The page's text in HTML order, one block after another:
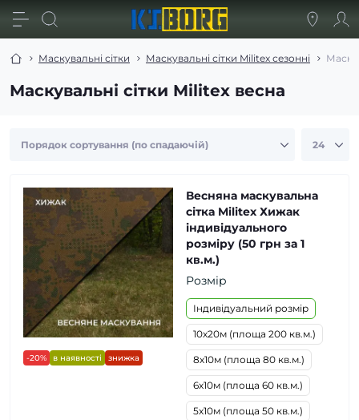
Маскувальні сітки Маскувальні сітки Militex сезонні
Маскувальні сітки Militex весна
-20% в наявності знижка
Весняна маскувальна
сітка Militex Хижак
індивідуального
розміру (50 грн за 1
кв.м.)
Розмір
Індивідуальний розмір
10х20м (площа 200 кв.м.)
8х10м (площа 80 кв.м.)
6х10м (площа 60 кв.м.)
5х10м (площа 50 кв.м.)